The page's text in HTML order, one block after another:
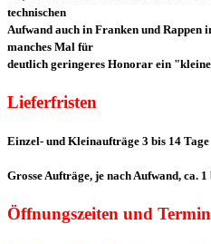
technischen
Aufwand auch in Franken und Rappen
manches Mal für
deutlich geringeres Honorar ein
Lieferfristen
Einzel- und Kleinaufträge 3 bis 14 Tage
Grosse Aufträge, je nach Aufwand, ca.
Öffnungszeiten und